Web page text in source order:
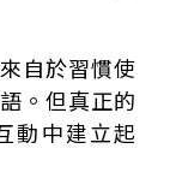
自於習慣使
。但真正的
動中建立起